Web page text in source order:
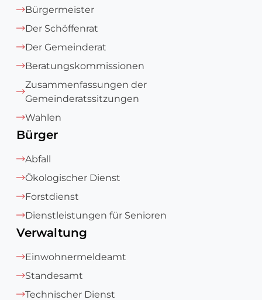
Bürgermeister
Der Schöffenrat
Der Gemeinderat
Beratungskommissionen
Zusammenfassungen der
Gemeinderatssitzungen
Wahlen
Bürger
Abfall
Ökologischer Dienst
Forstdienst
Dienstleistungen für Senioren
Verwaltung
Einwohnermeldeamt
Standesamt
Technischer Dienst